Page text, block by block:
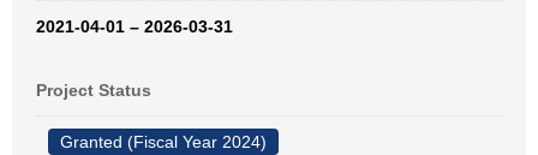
2021-04-01 – 2026-03-31
Project Status
Granted (Fiscal Year 2024)